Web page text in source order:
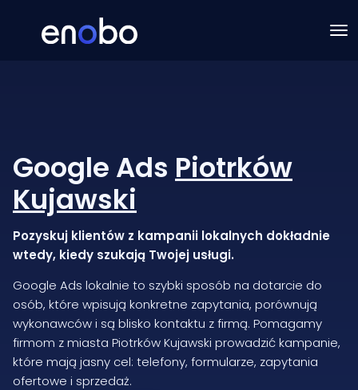
Google Ads Piotrków
Kujawski
Pozyskuj klientów z kampanii lokalnych dokładnie
wtedy, kiedy szukają Twojej usługi.
Google Ads lokalnie to szybki sposób na dotarcie do
osób, które wpisują konkretne zapytania, porównują
wykonawców i są blisko kontaktu z firmą. Pomagamy
firmom z miasta Piotrków Kujawski prowadzić kampanie,
które mają jasny cel: telefony, formularze, zapytania
ofertowe i sprzedaż.